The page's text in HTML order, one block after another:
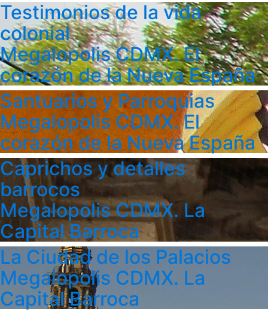
Testimonios de la vida
colonial
Megalopolis CDMX. El
corazón de la Nueva España
Santuarios y Parroquias
Megalopolis CDMX. El
corazón de la Nueva España
Caprichos y detalles
barrocos
Megalopolis CDMX. La
Capital Barroca
La Ciudad de los Palacios
Megalopolis CDMX. La
Capital Barroca